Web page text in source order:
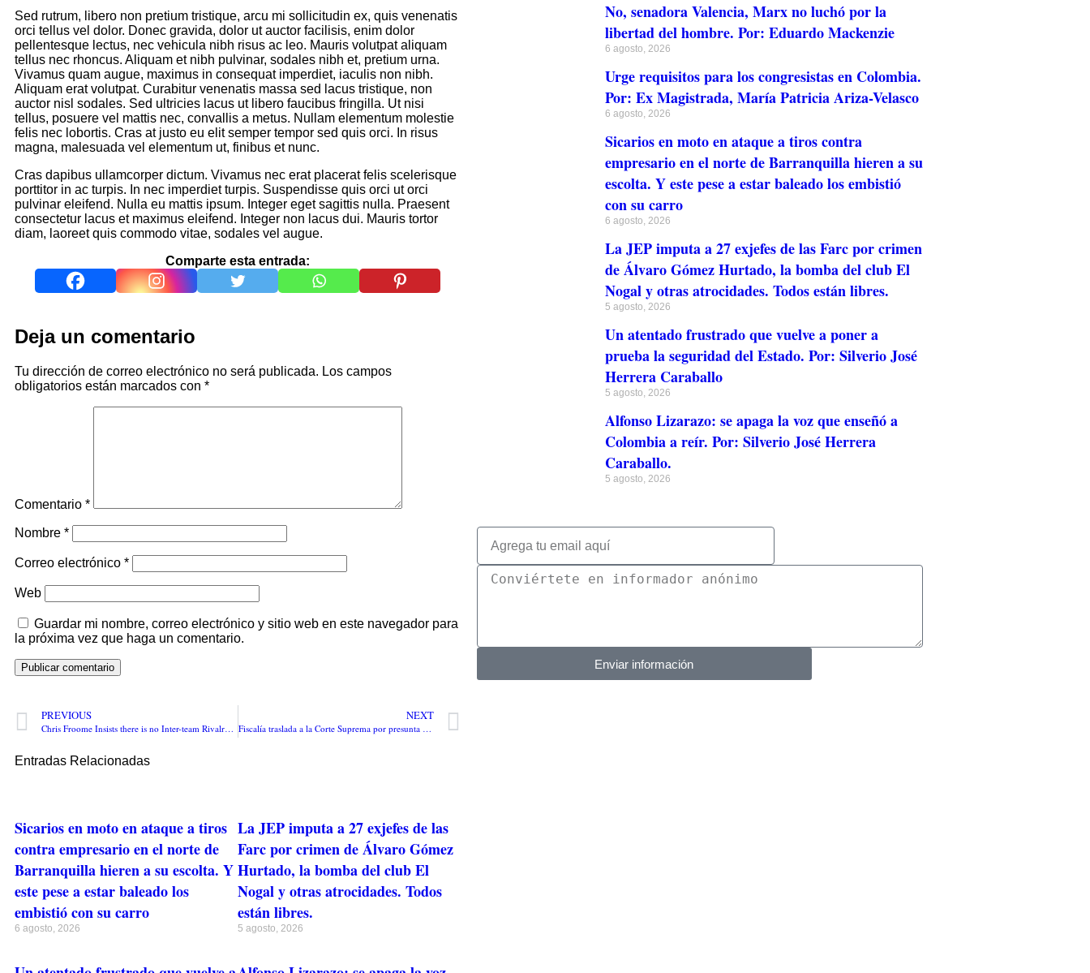
Sed rutrum, libero non pretium tristique, arcu mi sollicitudin ex, quis venenatis
orci tellus vel dolor. Donec gravida, dolor ut auctor facilisis, enim dolor
pellentesque lectus, nec vehicula nibh risus ac leo. Mauris volutpat aliquam
tellus nec rhoncus. Aliquam et nibh pulvinar, sodales nibh et, pretium urna.
Vivamus quam augue, maximus in consequat imperdiet, iaculis non nibh.
Aliquam erat volutpat. Curabitur venenatis massa sed lacus tristique, non
auctor nisl sodales. Sed ultricies lacus ut libero faucibus fringilla. Ut nisi
tellus, posuere vel mattis nec, convallis a metus. Nullam elementum molestie
felis nec lobortis. Cras at justo eu elit semper tempor sed quis orci. In risus
magna, malesuada vel elementum ut, finibus et nunc.
Cras dapibus ullamcorper dictum. Vivamus nec erat placerat felis scelerisque
porttitor in ac turpis. In nec imperdiet turpis. Suspendisse quis orci ut orci
pulvinar eleifend. Nulla eu mattis ipsum. Integer eget sagittis nulla. Praesent
consectetur lacus et maximus eleifend. Integer non lacus dui. Mauris tortor
diam, laoreet quis commodo vitae, sodales vel augue.
Comparte esta entrada:
Deja un comentario
Tu dirección de correo electrónico no será publicada. Los campos
obligatorios están marcados con *
Comentario *
Nombre *
Correo electrónico *
Web
Guardar mi nombre, correo electrónico y sitio web en este navegador para
la próxima vez que haga un comentario.
PREVIOUS
Chris Froome Insists there is no Inter-team Rivalry at the Tour de France
NEXT
Fiscalía traslada a la Corte Suprema por presunta compra de votos caso de senadora electa Aida Merlano. Afirma que con código de barras bidimensional controlaban la operación en Atlántico
Entradas Relacionadas
Sicarios en moto en ataque a tiros
contra empresario en el norte de
Barranquilla hieren a su escolta. Y
este pese a estar baleado los
embistió con su carro
6 agosto, 2026
La JEP imputa a 27 exjefes de las
Farc por crimen de Álvaro Gómez
Hurtado, la bomba del club El
Nogal y otras atrocidades. Todos
están libres.
5 agosto, 2026
No, senadora Valencia, Marx no luchó por la
libertad del hombre. Por: Eduardo Mackenzie
6 agosto, 2026
Urge requisitos para los congresistas en Colombia.
Por: Ex Magistrada, María Patricia Ariza-Velasco
6 agosto, 2026
Sicarios en moto en ataque a tiros contra
empresario en el norte de Barranquilla hieren a su
escolta. Y este pese a estar baleado los embistió
con su carro
6 agosto, 2026
La JEP imputa a 27 exjefes de las Farc por crimen
de Álvaro Gómez Hurtado, la bomba del club El
Nogal y otras atrocidades. Todos están libres.
5 agosto, 2026
Un atentado frustrado que vuelve a poner a
prueba la seguridad del Estado. Por: Silverio José
Herrera Caraballo
5 agosto, 2026
Alfonso Lizarazo: se apaga la voz que enseñó a
Colombia a reír. Por: Silverio José Herrera
Caraballo.
5 agosto, 2026
Enviar información